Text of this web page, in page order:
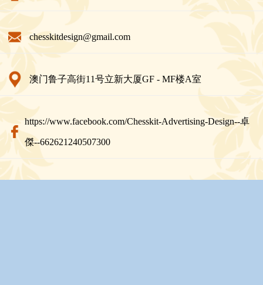
chesskitdesign@gmail.com
澳门鲁子高街11号立新大厦GF - MF楼A室
https://www.facebook.com/Chesskit-Advertising-Design--卓
傑--662621240507300